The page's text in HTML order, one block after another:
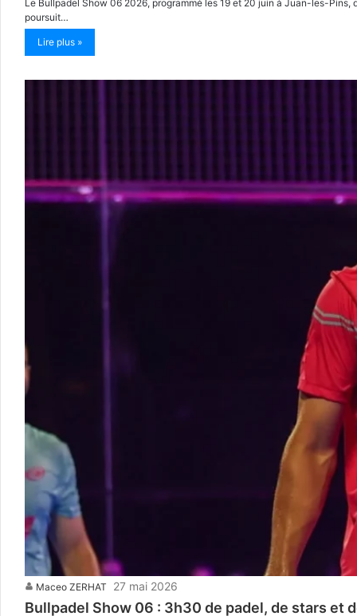
Le Bullpadel Show 06 2026, programmé les 19 et 20 juin à Juan-les-Pins,
poursuit…
Lire plus »
Maceo ZERHAT 27 mai 2026
Bullpadel Show 06 : 3h30 de padel, de stars et